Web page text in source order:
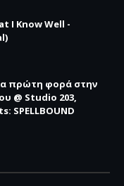
I Know Well -
πρώτη φορά στην
@ Studio 203,
SPELLBOUND